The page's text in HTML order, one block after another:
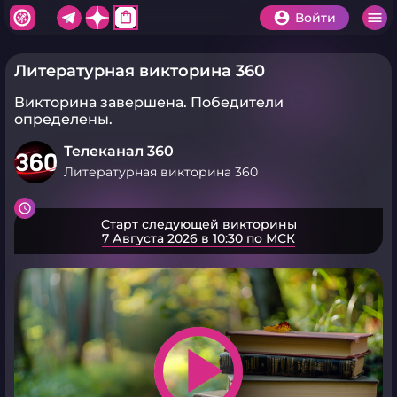
shopping_bag Войти
Литературная викторина 360
Викторина завершена. Победители
определены.
Телеканал 360
Литературная викторина 360
Старт следующей викторины
7 Августа 2026 в 10:30 по МСК
play_arrow